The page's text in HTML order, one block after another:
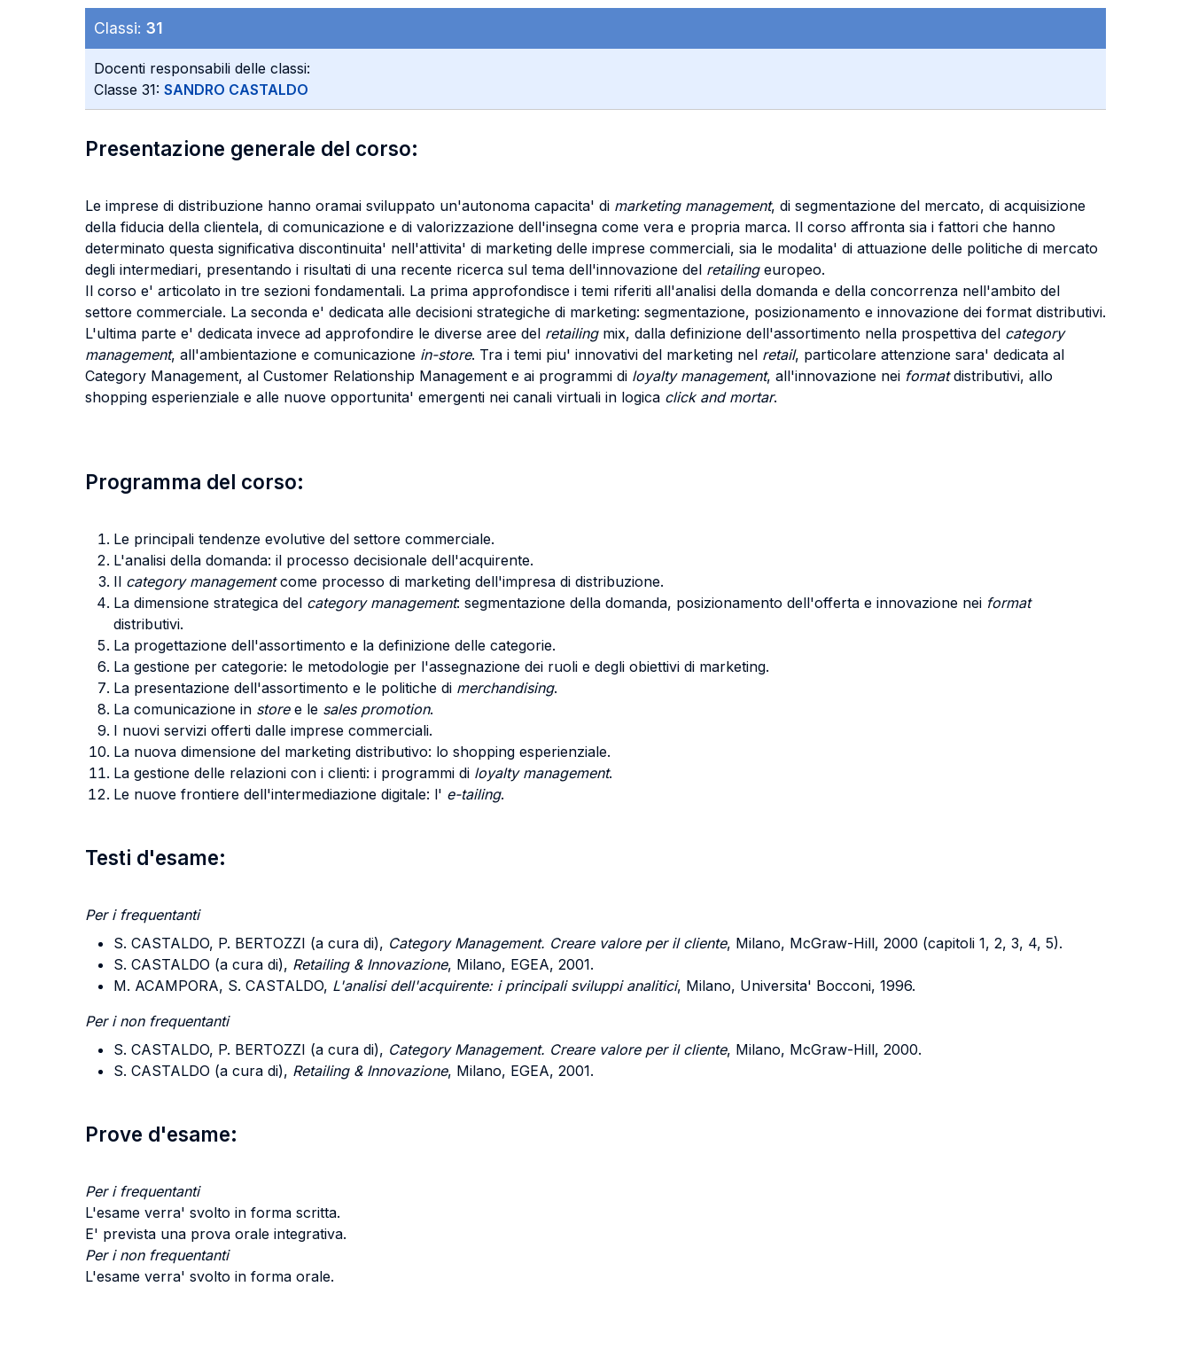
Classi: 31
Docenti responsabili delle classi:
Classe 31: SANDRO CASTALDO
Presentazione generale del corso:
Le imprese di distribuzione hanno oramai sviluppato un'autonoma capacita' di marketing management, di segmentazione del mercato, di acquisizione
della fiducia della clientela, di comunicazione e di valorizzazione dell'insegna come vera e propria marca. Il corso affronta sia i fattori che hanno
determinato questa significativa discontinuita' nell'attivita' di marketing delle imprese commerciali, sia le modalita' di attuazione delle politiche di mercato
degli intermediari, presentando i risultati di una recente ricerca sul tema dell'innovazione del retailingeuropeo.
Il corso e' articolato in tre sezioni fondamentali. La prima approfondisce i temi riferiti all'analisi della domanda e della concorrenza nell'ambito del
settore commerciale. La seconda e' dedicata alle decisioni strategiche di marketing: segmentazione, posizionamento e innovazione dei format distributivi.
L'ultima parte e' dedicata invece ad approfondire le diverse aree del retailingmix, dalla definizione dell'assortimento nella prospettiva del category
management, all'ambientazione e comunicazione in-store. Tra i temi piu' innovativi del marketing nel retail, particolare attenzione sara' dedicata al
Category Management, al Customer Relationship Management e ai programmi di loyalty management, all'innovazione nei formatdistributivi, allo
shopping esperienziale e alle nuove opportunita' emergenti nei canali virtuali in logica click and mortar.
Programma del corso:
Le principali tendenze evolutive del settore commerciale.
L'analisi della domanda: il processo decisionale dell'acquirente.
Il category managementcome processo di marketing dell'impresa di distribuzione.
La dimensione strategica del category management: segmentazione della domanda, posizionamento dell'offerta e innovazione nei format
distributivi.
La progettazione dell'assortimento e la definizione delle categorie.
La gestione per categorie: le metodologie per l'assegnazione dei ruoli e degli obiettivi di marketing.
La presentazione dell'assortimento e le politiche di merchandising.
La comunicazione in storee le sales promotion.
I nuovi servizi offerti dalle imprese commerciali.
La nuova dimensione del marketing distributivo: lo shopping esperienziale.
La gestione delle relazioni con i clienti: i programmi di loyalty management.
Le nuove frontiere dell'intermediazione digitale: l' e-tailing.
Testi d'esame:
Per i frequentanti
S. CASTALDO, P. BERTOZZI (a cura di), Category Management. Creare valore per il cliente, Milano, McGraw-Hill, 2000 (capitoli 1, 2, 3, 4, 5).
S. CASTALDO (a cura di), Retailing & Innovazione, Milano, EGEA, 2001.
M. ACAMPORA, S. CASTALDO, L'analisi dell'acquirente: i principali sviluppi analitici, Milano, Universita' Bocconi, 1996.
Per i non frequentanti
S. CASTALDO, P. BERTOZZI (a cura di), Category Management. Creare valore per il cliente, Milano, McGraw-Hill, 2000.
S. CASTALDO (a cura di), Retailing & Innovazione, Milano, EGEA, 2001.
Prove d'esame:
Per i frequentanti
L'esame verra' svolto in forma scritta.
E' prevista una prova orale integrativa.
Per i non frequentanti
L'esame verra' svolto in forma orale.